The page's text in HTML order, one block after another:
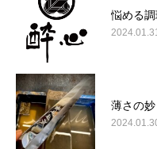
悩める
薄さの妙